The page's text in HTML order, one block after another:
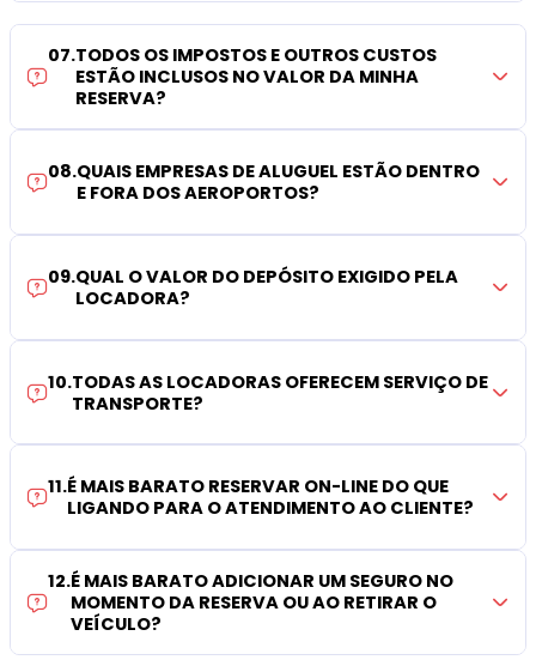
07.TODOS OS IMPOSTOS E OUTROS CUSTOS
ESTÃO INCLUSOS NO VALOR DA MINHA
RESERVA?
08.QUAIS EMPRESAS DE ALUGUEL ESTÃO DENTRO
E FORA DOS AEROPORTOS?
09.QUAL O VALOR DO DEPÓSITO EXIGIDO PELA
LOCADORA?
10.TODAS AS LOCADORAS OFERECEM SERVIÇO DE
TRANSPORTE?
11.É MAIS BARATO RESERVAR ON-LINE DO QUE
LIGANDO PARA O ATENDIMENTO AO CLIENTE?
12.É MAIS BARATO ADICIONAR UM SEGURO NO
MOMENTO DA RESERVA OU AO RETIRAR O
VEÍCULO?